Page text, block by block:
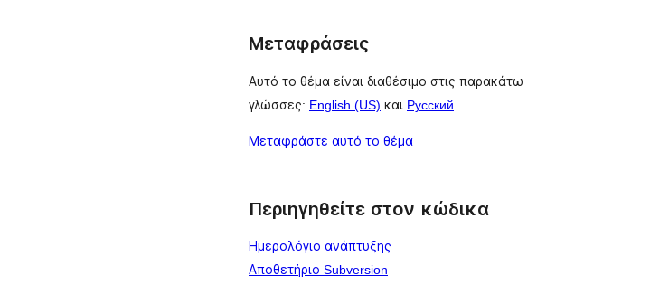
Μεταφράσεις
Αυτό το θέμα είναι διαθέσιμο στις παρακάτω
γλώσσες: English (US) και Русский
Μεταφράστε αυτό το θέμα
Περιηγηθείτε στον κώδικα
Ημερολόγιο ανάπτυξης
Αποθετήριο Subversion